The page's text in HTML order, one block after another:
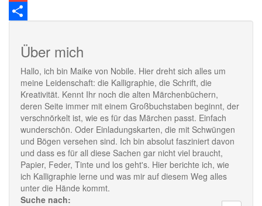
Gmail
Über mich
Hallo, ich bin Maike von Nobile. Hier dreht sich alles um
meine Leidenschaft: die Kalligraphie, die Schrift, die
Kreativität. Kennt Ihr noch die alten Märchenbüchern,
deren Seite immer mit einem Großbuchstaben beginnt, der
verschnörkelt ist, wie es für das Märchen passt. Einfach
wunderschön. Oder Einladungskarten, die mit Schwüngen
und Bögen versehen sind. Ich bin absolut fasziniert davon
und dass es für all diese Sachen gar nicht viel braucht,
Papier, Feder, Tinte und los geht's. Hier berichte ich, wie
ich Kalligraphie lerne und was mir auf diesem Weg alles
unter die Hände kommt.
Suche nach: